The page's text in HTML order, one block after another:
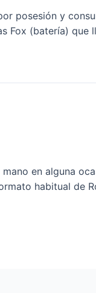
posesión y
Fox (batería)
en alguna
habitual de